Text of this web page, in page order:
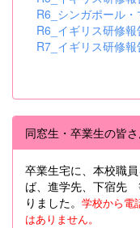
R6_シンガポール
R6_イギリス研修報
R7_イギリス研修報
同窓生・卒業生の皆
卒業生宅に、本校職
ば、進学先、下宿先
りました。 学校から電
はありません。